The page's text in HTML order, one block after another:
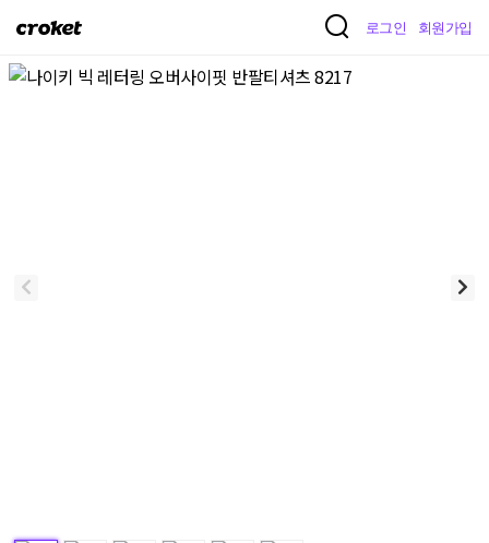
크
켓
로그인 회원가입